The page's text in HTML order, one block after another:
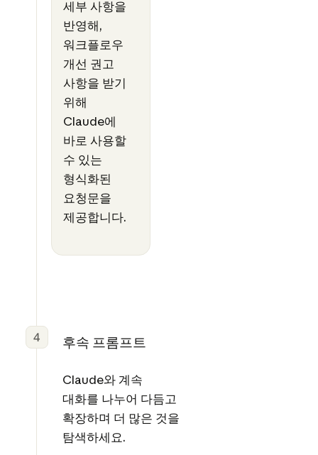
세부 사항을
반영해,
워크플로우
개선 권고
사항을 받기
위해
Claude에
바로 사용할
수 있는
형식화된
요청문을
제공합니다.
4 후속 프롬프트
Claude와 계속
대화를 나누어 다듬고
확장하며 더 많은 것을
탐색하세요.